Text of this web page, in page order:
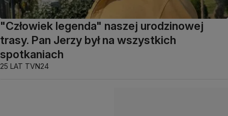
"Człowiek legenda" naszej urodzinowej
trasy. Pan Jerzy był na wszystkich
spotkaniach
25 LAT TVN24